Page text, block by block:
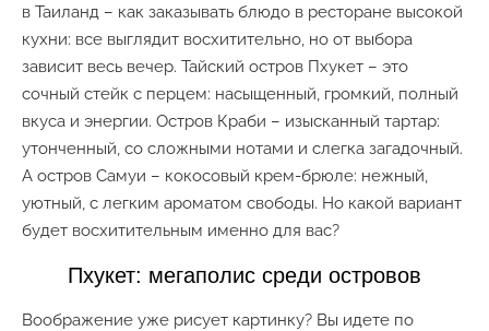
в Таиланд – как заказывать блюдо в ресторане высокой
кухни: все выглядит восхитительно, но от выбора
зависит весь вечер. Тайский остров Пхукет – это
сочный стейк с перцем: насыщенный, громкий, полный
вкуса и энергии. Остров Краби – изысканный тартар:
утонченный, со сложными нотами и слегка загадочный.
А остров Самуи – кокосовый крем-брюле: нежный,
уютный, с легким ароматом свободы. Но какой вариант
будет восхитительным именно для вас?
Пхукет: мегаполис среди островов
Воображение уже рисует картинку? Вы идете по